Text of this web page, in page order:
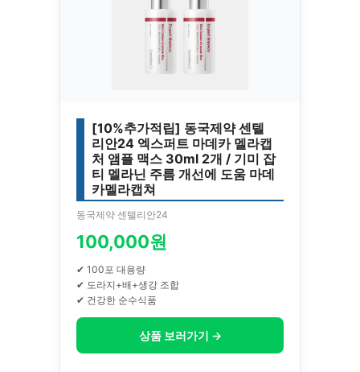
[10%추가적립] 동국제약 센텔
리안24 엑스퍼트 마데카 멜라캡
처 앰플 맥스 30ml 2개 / 기미 잡
티 멜라닌 주름 개선에 도움 마데
카멜라캡쳐
동국제약 센텔리안24
100,000원
✔ 100포 대용량
✔ 도라지+배+생강 조합
✔ 건강한 순수식품
상품 보러가기 →